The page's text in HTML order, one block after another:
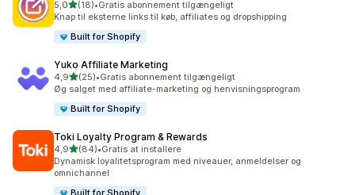
5,0ud af 5 stjerner
(18)
18 anmeldelser i alt
•Gratis abonnement tilgængeligt
Knap til eksterne links til køb, affiliates og dropshipping
Built for Shopify
Yuko Affiliate Marketing
4,9ud af 5 stjerner
(25)
25 anmeldelser i alt
•Gratis abonnement tilgængeligt
Øg salget med affiliate-marketing og henvisningsprogram
Built for Shopify
Toki Loyalty Program & Rewards
4,9ud af 5 stjerner
(84)
84 anmeldelser i alt
•Gratis at installere
Dynamisk loyalitetsprogram med niveauer, anmeldelser og
omnichannel